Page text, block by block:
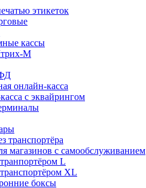
этикеток
кассы
М
онлайн-касса
с эквайрингом
транспортёра
магазинов с самообслуживанием
L
XL
боксы